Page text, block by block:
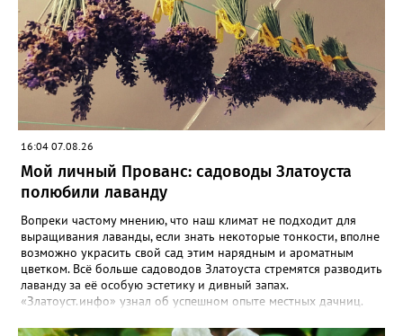
16:04 07.08.26
Мой личный Прованс: садоводы Златоуста
полюбили лаванду
Вопреки частому мнению, что наш климат не подходит для
выращивания лаванды, если знать некоторые тонкости, вполне
возможно украсить свой сад этим нарядным и ароматным
цветком. Всё больше садоводов Златоуста стремятся разводить
лаванду за её особую эстетику и дивный запах.
«Златоуст.инфо» узнал об успешном опыте местных дачниц.